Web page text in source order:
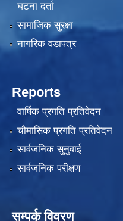
घटना दर्ता
सामाजिक सुरक्षा
नागरिक वडापत्र
Reports
वार्षिक प्रगति प्रतिवेदन
चौमासिक प्रगति प्रतिवेदन
सार्वजनिक सुनुवाई
सार्वजनिक परीक्षण
सम्पर्क विवरण